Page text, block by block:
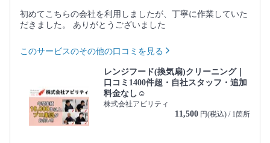
初めてこちらの会社を利用しましたが、丁寧に作業していた
だきました。 ありがとうございました
このサービスのその他の口コミを見る
レンジフード(換気扇)クリーニング｜
口コミ1400件超・自社スタッフ・追加
料金なし☺️
株式会社アビリティ
11,500 円(税込) / 1箇所